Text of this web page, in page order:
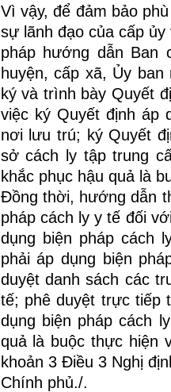
Vì vậy, để đảm bảo
sự lãnh đạo của cấp
pháp hướng dẫn Ban
huyện, cấp xã, Ủy
ký và trình bày Quyết
việc ký Quyết định áp
nơi lưu trú; ký Quyết
sở cách ly tập trung
khắc phục hậu quả là
Đồng thời, hướng dẫn
pháp cách ly y tế đối
dụng biện pháp cách
phải áp dụng biện
duyệt danh sách các
tế; phê duyệt trực tiếp
dụng biện pháp cách
quả là buộc thực hiện
khoản 3 Điều 3 Nghị
Chính phủ./.